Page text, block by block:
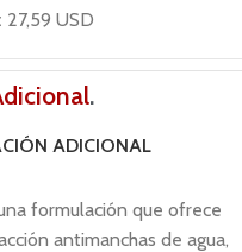
27,59 USD
.
ADICIONAL
formulación que ofrece
antimanchas de agua,